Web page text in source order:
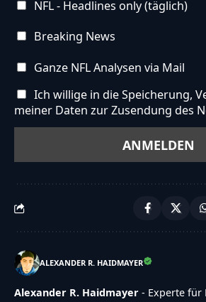
NFL - Headlines only (täglich)
Breaking News
Ganze NFL Analysen via Mail
Ich willige in die Speicherung,
meiner Daten zur Zusendung des
ALEXANDER R. HAIDMAYER
Alexander R. Haidmayer - Experte für